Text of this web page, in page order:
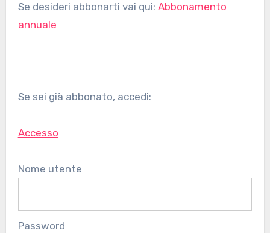
Se desideri abbonarti vai qui: Abbonamento
annuale
Se sei già abbonato, accedi:
Accesso
Nome utente
Password